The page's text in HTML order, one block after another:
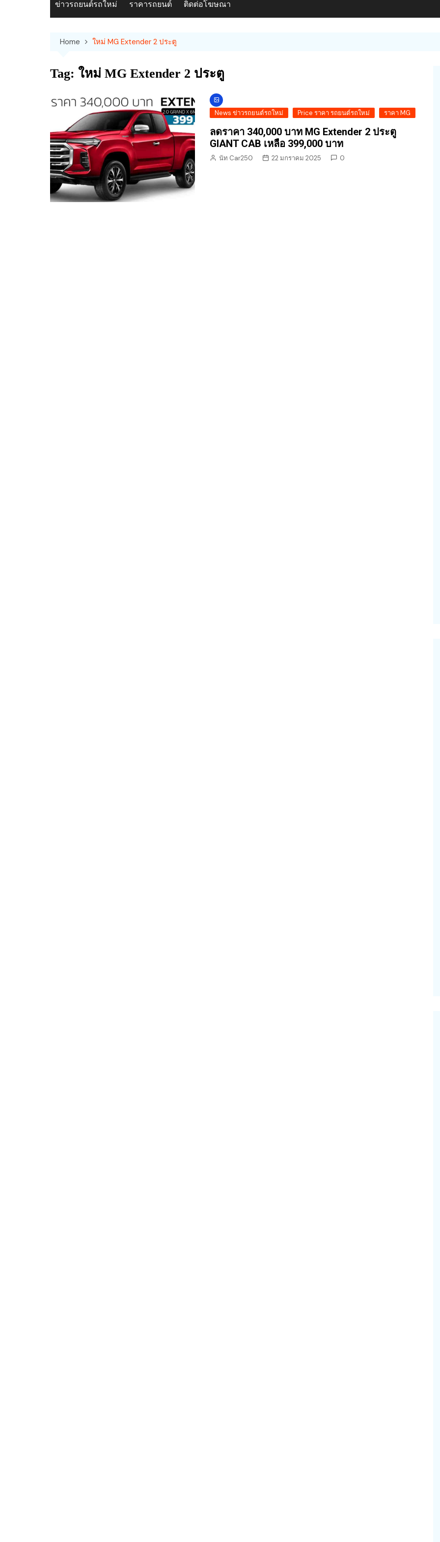
ข่าวรถยนต์รถใหม่ ราคารถยนต์ ติดต่อโฆษณา
Home ใหม่ MG Extender 2 ประตู
Tag: ใหม่ MG Extender 2 ประตู
News ข่าวรถยนต์รถใหม่ Price ราคา รถยนต์รถใหม่ ราคา MG
ลดราคา 340,000 บาท MG Extender 2 ประตู
GIANT CAB เหลือ 399,000 บาท
นัท Car250 22 มกราคม 2025 0